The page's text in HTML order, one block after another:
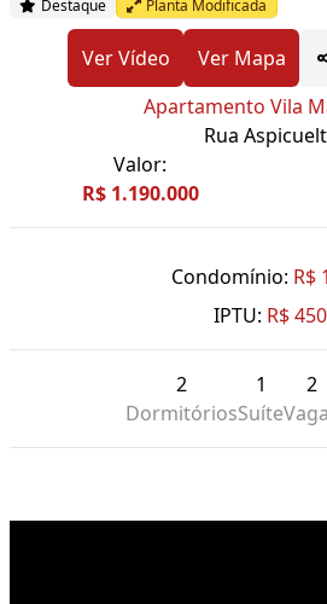
Destaque Planta Modificada
Ver Vídeo
Ver Mapa
Apartamento Vila
Rua
Valor:
R$ 1.190.000
Condomínio: R$
IPTU: R$ 450
2
Dormitórios
1
Suíte
2